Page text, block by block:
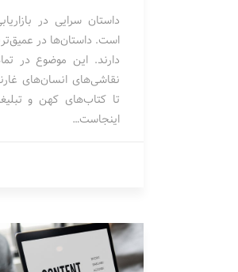
داستان سرایی در
است. داستان‌ها در
دارند. این موضوع در
نقاشی‌های انسان‌های
تا کتاب‌های کهن و
اینجاست…